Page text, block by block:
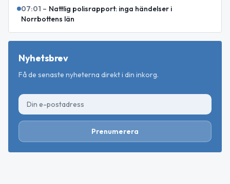
07:01 – Nattlig polisrapport: inga händelser i
Norrbottens län
Nyhetsbrev
Få de senaste nyheterna direkt i din inkorg.
Prenumerera